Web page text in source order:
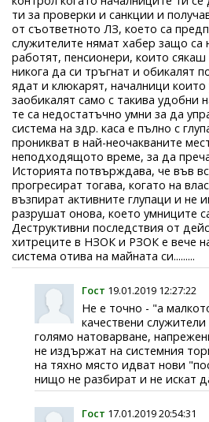
ти за проверки и санкции и
от съответното ЛЗ, което са
служителите нямат хабер защо са
работят, пенсионери, които
никога да си тръгнат и обикалят
ядат и клюкарят, началници
заобикалят само с такива удобни
те са недостатъчно умни за да
система на здр. каса е пълно с
проникват в най-неочакваните
неподходящото време, за да
Историята потвърждава, че във
прогресират тогава, когато на
възпират активните глупаци и не
разрушат онова, което умниците
Деструктивни последствия от
хитреците в НЗОК и РЗОК е вече
система отива на майната си.........
Гост 19.01.2019 12:27:22
Не е точно - "а
качествени
голямо натоварване,
не издържат на системния
на тяхно място идват нови
нищо не разбират и не искат
Гост 17.01.2019 20:54:31